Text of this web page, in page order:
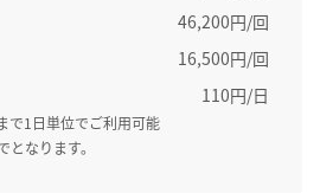
46,200円/回
16,500円/回
110円/日
で1日単位でご利用可能
なります。